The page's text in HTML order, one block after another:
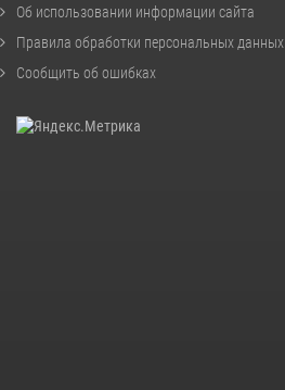
Об использовании информации сайта
Правила обработки персональных данных
Сообщить об ошибках